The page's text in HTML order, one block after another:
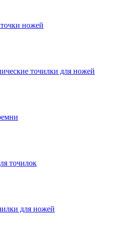
ножей
точилки для ножей
точилок
для ножей